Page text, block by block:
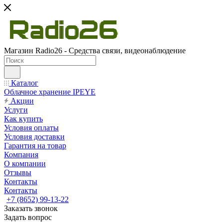
Магазин Radio26 - Средства связи, видеонаблюдение
Каталог
Облачное хранение IPEYE
Акции
Услуги
Как купить
Условия оплаты
Условия доставки
Гарантия на товар
Компания
О компании
Отзывы
Контакты
Контакты
+7 (8652) 99-13-22
Заказать звонок
Задать вопрос